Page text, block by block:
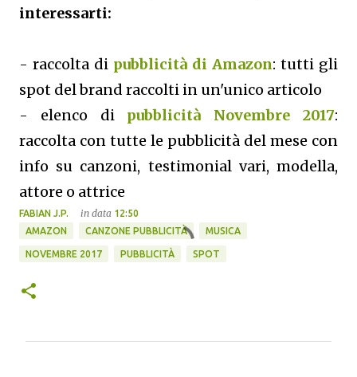
interessarti:
- raccolta di pubblicità di Amazon: tutti gli
spot del brand raccolti in un'unico articolo
- elenco di pubblicità Novembre 2017:
raccolta con tutte le pubblicità del mese con
info su canzoni, testimonial vari, modella,
attore o attrice
FABIAN J.P. in data 12:50
AMAZON
CANZONE PUBBLICITÀ MUSICA
NOVEMBRE 2017 PUBBLICITÀ SPOT